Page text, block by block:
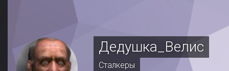
Дедушка_Велис
Сталкеры